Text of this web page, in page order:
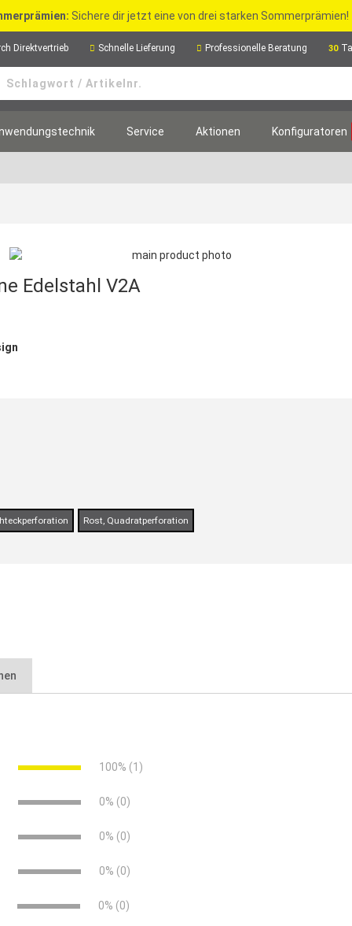
Sichere dir jetzt eine von drei starken Sommerprämien!
Direktvertrieb Schnelle Lieferung Professionelle Beratung 30
Service Aktionen Konfiguratoren
Edelstahl V2A
Rost, Quadratperforation
Stabilität
v2a-technisches-merkblatt.pdf (955.54 KB)
100% (1)
0% (0)
0% (0)
0% (0)
0% (0)